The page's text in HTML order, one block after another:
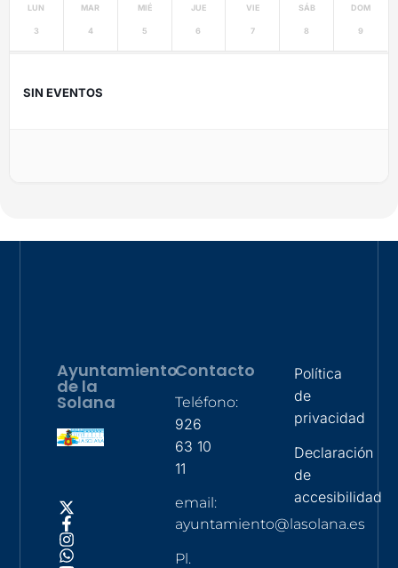
LUN
3
MAR
4
MIÉ
5
JUE
6
VIE
7
SÁB
8
DOM
9
SIN EVENTOS
Ayuntamiento
de la
Solana
Contacto
Teléfono:
926
63 10
11
email:
ayuntamiento@lasolana.es
Pl.
Política
de
privacidad
Declaración
de
accesibilidad